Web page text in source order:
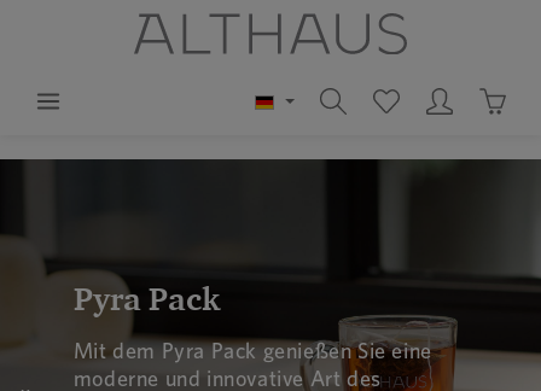
Pyra Pack
Mit dem Pyra Pack genießen Sie eine
moderne und innovative Art des